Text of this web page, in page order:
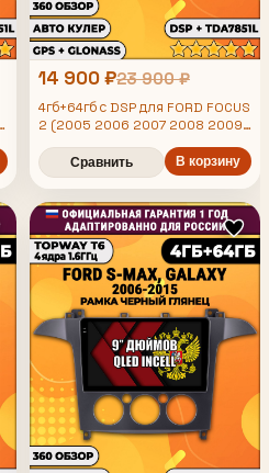
14 900 ₽23 900 ₽
4гб+64гб с DSP для FORD FOCUS
2 (2005 2006 2007 2008 2009
2010 2011) Форд Фокус, рамка
черная глянцевая, под климат,
Android магнитола
Сравнить В корзину